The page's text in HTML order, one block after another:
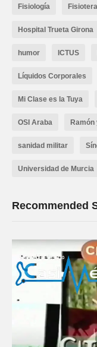
Fisiología
Hospital Trueta Girona
humor ICTUS
Líquidos Corporales
Mi Clase es la Tuya
OSI Araba Ramón
sanidad militar
Universidad de Murcia
Recommended